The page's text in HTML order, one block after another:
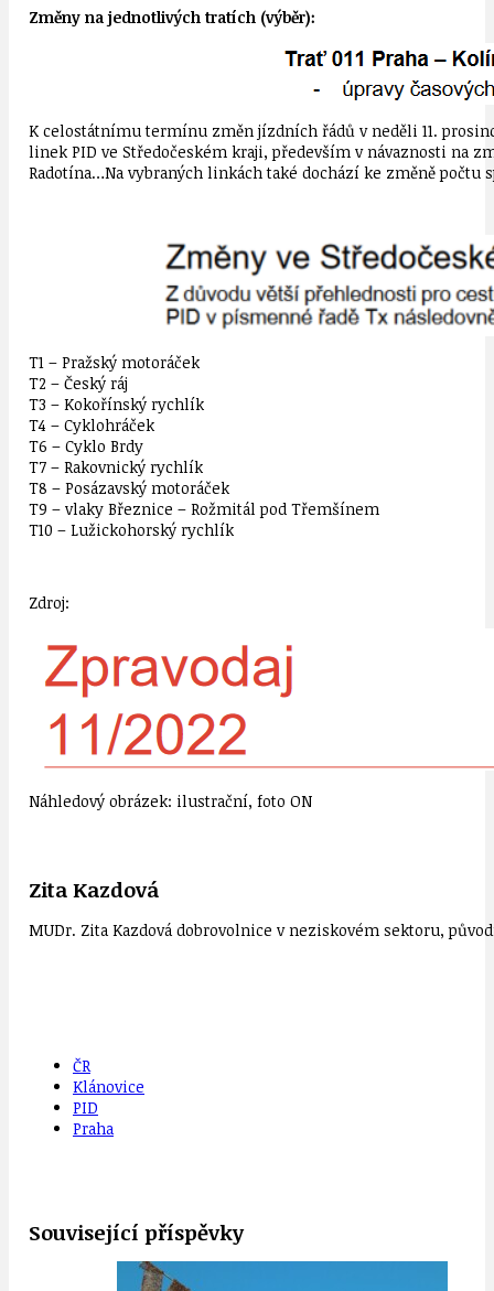
Změny na jednotlivých tratích (výběr):
K celostátnímu termínu změn jízdních řádů v neděli 11.
linek PID ve Středočeském kraji, především v návaznosti na
Radotína…Na vybraných linkách také dochází ke změně počtu
T1 – Pražský motoráček
T2 – Český ráj
T3 – Kokořínský rychlík
T4 – Cyklohráček
T6 – Cyklo Brdy
T7 – Rakovnický rychlík
T8 – Posázavský motoráček
T9 – vlaky Březnice – Rožmitál pod Třemšínem
T10 – Lužickohorský rychlík
Zdroj:
Náhledový obrázek: ilustrační, foto ON
Zita Kazdová
MUDr. Zita Kazdová dobrovolnice v neziskovém sektoru,
ČR
Klánovice
PID
Praha
Související příspěvky